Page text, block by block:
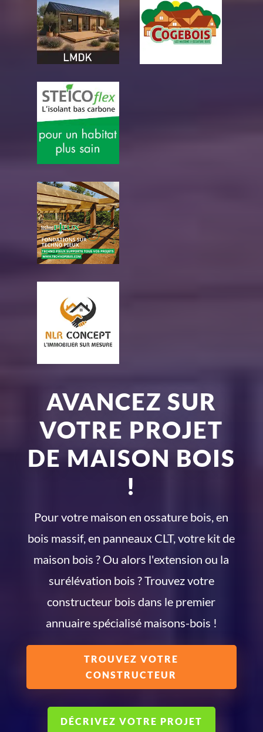
AVANCEZ SUR
VOTRE PROJET
DE MAISON BOIS
!
Pour votre maison en ossature bois, en
bois massif, en panneaux CLT, votre kit de
maison bois ? Ou alors l'extension ou la
surélévation bois ? Trouvez votre
constructeur bois dans le premier
annuaire spécialisé maisons-bois !
TROUVEZ VOTRE
CONSTRUCTEUR
DÉCRIVEZ VOTRE PROJET